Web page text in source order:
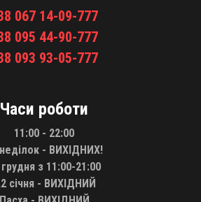
067 14-09-777
095 44-90-777
093 93-05-777
Часи роботи
11:00 - 22:00
- ВИХІДНИХ!
з 11:00-21:00
січня - ВИХІДНИЙ